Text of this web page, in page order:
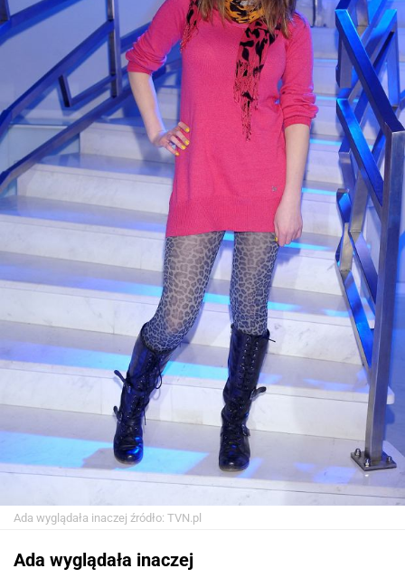
Ada wyglądała inaczej źródło: TVN.pl
Ada wyglądała inaczej